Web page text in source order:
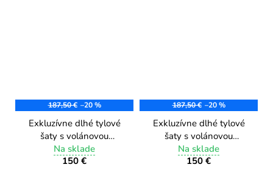
187,50 € –20 %
Exkluzívne dlhé tylové
šaty s volánovou
sukňou a rozparkom
9577/3 navy
Na sklade
150 €
187,50 € –20 %
Exkluzívne dlhé tylové
šaty s volánovou
sukňou a rozparkom
9577/2 emerald green
Na sklade
150 €